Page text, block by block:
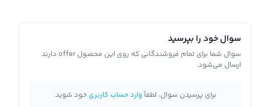
سوال خود را بپرسید
سوال شما برای تمام فروشندگانی که روی این محصول offer دارند
ارسال می‌شود.
برای پرسیدن سوال، لطفاًوارد حساب کاربریخود شوید.